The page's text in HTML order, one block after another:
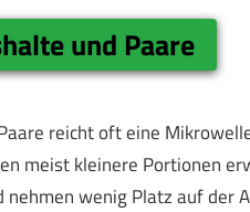
und Paare
reicht oft eine
meist kleinere Portionen
nehmen wenig Platz auf der